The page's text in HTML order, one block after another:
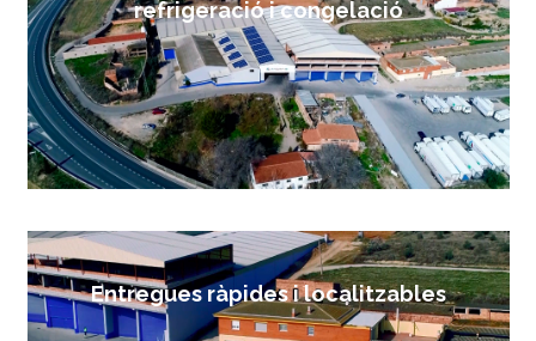
refrigeració i congelació
Entregues ràpides i localitzables